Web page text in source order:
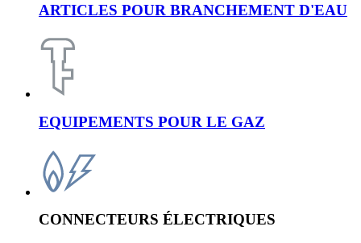
ARTICLES POUR BRANCHEMENT D'EAU
EQUIPEMENTS POUR LE GAZ
CONNECTEURS ÉLECTRIQUES